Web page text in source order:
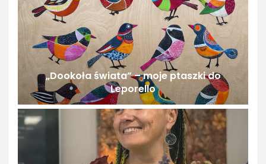
„Dookoła świata” – moje ptaszki do
Leporello